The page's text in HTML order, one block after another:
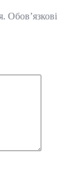
Обов’язкові